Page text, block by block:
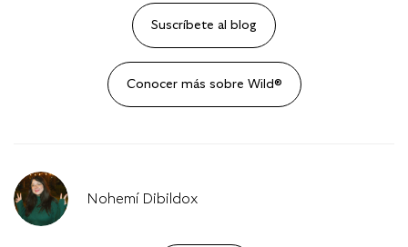
Suscríbete al blog
Conocer más sobre Wild®
Nohemí Dibildox